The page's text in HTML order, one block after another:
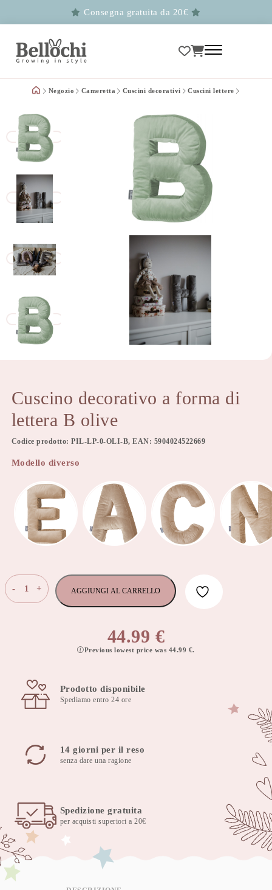
Consegna gratuita da 20€
Negozio Cameretta Cuscini decorativi Cuscini lettere
Cuscino decorativo a forma di
lettera B olive
Codice prodotto: PIL-LP-0-OLI-B, EAN: 5904024522669
Modello diverso
-
Cuscino
decorativo
olive
quantità
+ AGGIUNGI AL CARRELLO
44.99 €
Previous lowest price was 44.99 €.
Prodotto disponibile
Spediamo entro 24 ore
14 giorni per il reso
senza dare una ragione
Spedizione gratuita
per acquisti superiori a 20€